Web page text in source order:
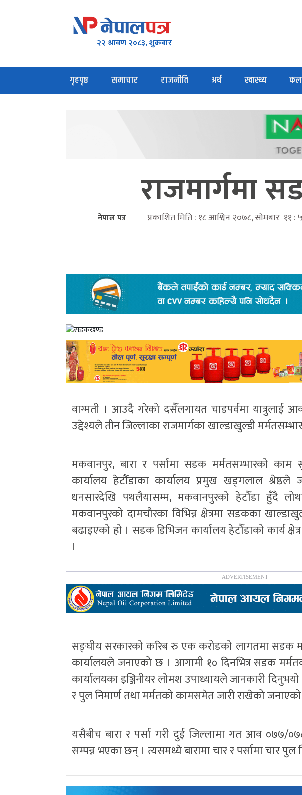
२२ श्रावण २०८३, शुक्रबार
गृहपृष्ठ समाचार राजनीति अर्थ स्वास्थ्य
राजमार्गमा
नेपाल पत्र प्रकाशित मिति : १८ आश्विन २०७८, सोमबार ११
वाग्मती । आउदै गरेको दसैँलगायत चाडपर्वमा यात्रुलाई
उद्देश्यले तीन जिल्लाका राजमार्गका खाल्डाखुल्डी
मकवानपुर, बारा र पर्सामा सडक मर्मतसम्भारको
कार्यालय हेटौँडाका कार्यालय प्रमुख खड्गलाल श्रेष्ठले
धनसारदेखि पथलैयासम्म, मकवानपुरको हेटौँडा हुँदै
मकवानपुरको दामचौरका विभिन्न क्षेत्रमा सडकका
बढाइएको हो । सडक डिभिजन कार्यालय हेटौँडाको कार्य
।
सङ्घीय सरकारको करिब रु एक करोडको लागतमा सडक
कार्यालयले जनाएको छ । आगामी १० दिनभित्र सडक
कार्यालयका इञ्जिनीयर लोमश उपाध्यायले जानकारी
र पुल निमार्ण तथा मर्मतको कामसमेत जारी राखेको
यसैबीच बारा र पर्सा गरी दुई जिल्लामा गत आव ०७७/
सम्पन्न भएका छन् । त्यसमध्ये बारामा चार र पर्सामा चार पुल